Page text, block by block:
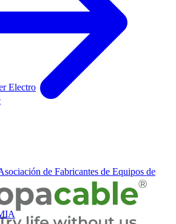
Electro
de Fabricantes de Equipos de